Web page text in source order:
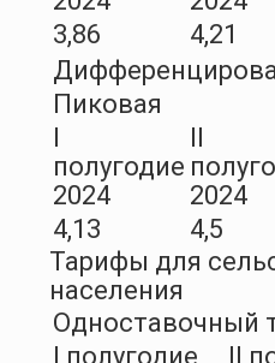
3,86
4,21
Пиковая
полугодие
2024
2024
4,13
4,5
Тарифы для
населения
Одноставочный
I полугодие
II